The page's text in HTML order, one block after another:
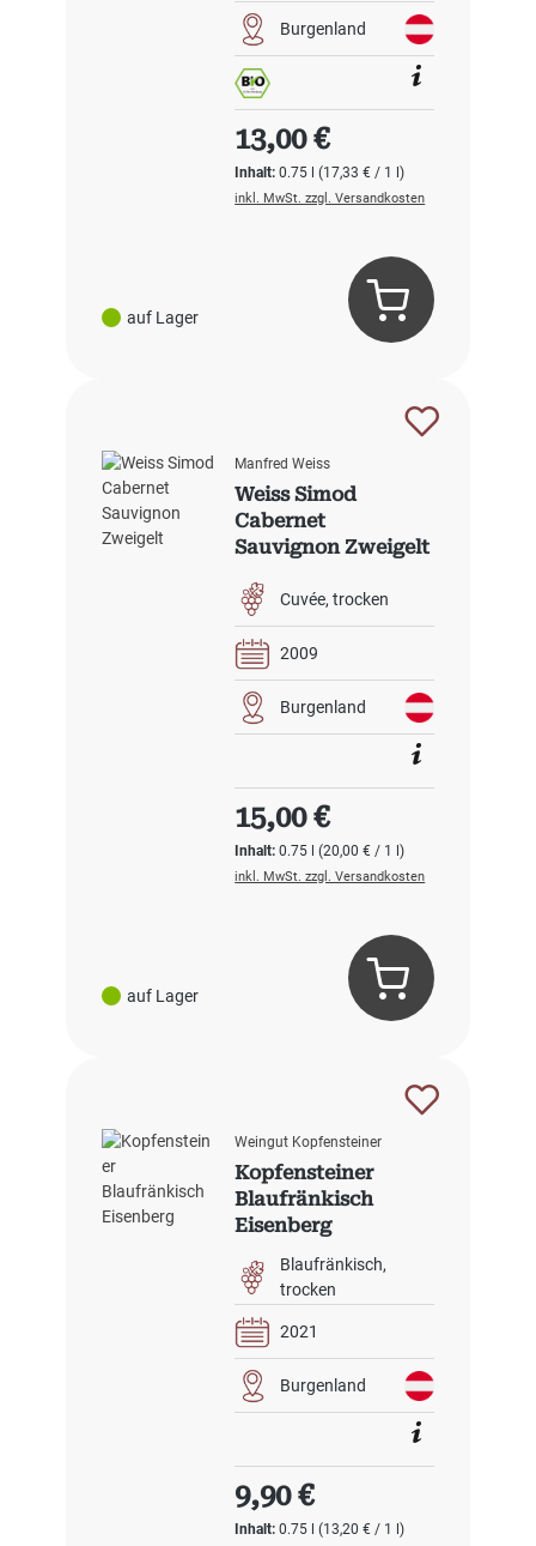
auf Lager
Burgenland
Inhalt:0.75 l(17,33 € / 1 l)
Regulärer Preis:
13,00 €
inkl. MwSt. zzgl. Versandkosten
auf Lager
Manfred Weiss
Weiss Simod
Cabernet
Sauvignon Zweigelt
Cuvée trocken
2009
Burgenland
Inhalt:0.75 l(20,00 € / 1 l)
Regulärer Preis:
15,00 €
inkl. MwSt. zzgl. Versandkosten
Weingut Kopfensteiner
Kopfensteiner
Blaufränkisch
Eisenberg
Blaufränkisch
trocken
2021
Burgenland
Inhalt:0.75 l(13,20 € / 1 l)
Regulärer Preis:
9,90 €